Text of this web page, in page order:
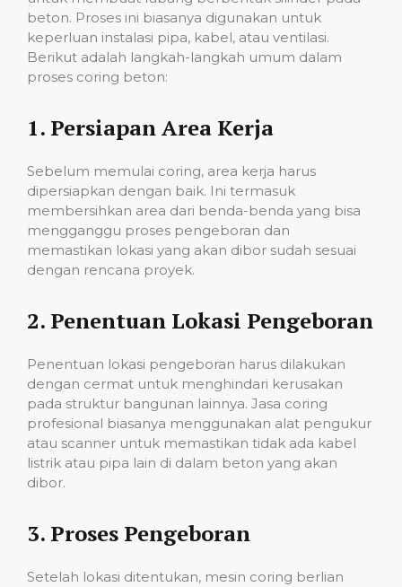
beton. Proses ini biasanya digunakan untuk
keperluan instalasi pipa, kabel, atau ventilasi.
Berikut adalah langkah-langkah umum dalam
proses coring beton:
1. Persiapan Area Kerja
Sebelum memulai coring, area kerja harus
dipersiapkan dengan baik. Ini termasuk
membersihkan area dari benda-benda yang bisa
mengganggu proses pengeboran dan
memastikan lokasi yang akan dibor sudah sesuai
dengan rencana proyek.
2. Penentuan Lokasi Pengeboran
Penentuan lokasi pengeboran harus dilakukan
dengan cermat untuk menghindari kerusakan
pada struktur bangunan lainnya. Jasa coring
profesional biasanya menggunakan alat pengukur
atau scanner untuk memastikan tidak ada kabel
listrik atau pipa lain di dalam beton yang akan
dibor.
3. Proses Pengeboran
Setelah lokasi ditentukan, mesin coring berlian